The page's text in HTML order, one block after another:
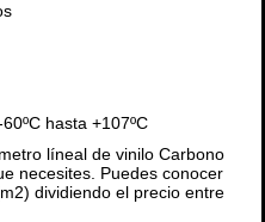
hasta +107ºC
líneal de vinilo Carbono
necesites. Puedes conocer
dividiendo el precio entre